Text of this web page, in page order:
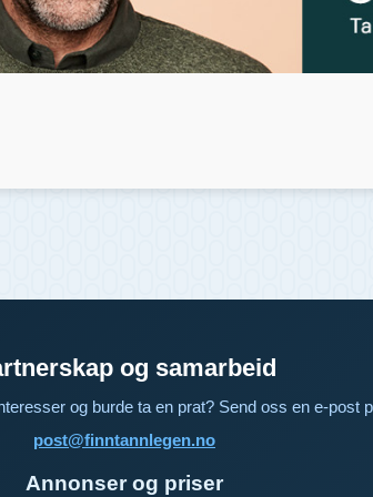
og samarbeid
og burde ta en prat? Send oss en e-post
post@finntannlegen.no
Annonser og priser